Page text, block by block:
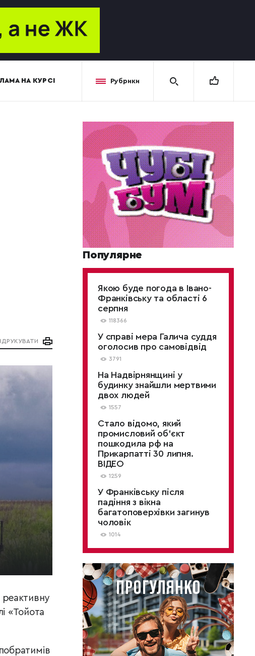
НА КУРСІ Рубрики
«Тойота
Популярне
Якою буде погода в Івано-
Франківську та області 6
серпня
118366
У справі мера Галича суддя
оголосив про самовідвід
3791
На Надвірнянщині у
будинку знайшли мертвими
двох людей
1557
Стало відомо, який
промисловий об’єкт
пошкодила рф на
Прикарпатті 30 липня.
ВІДЕО
1259
У Франківську після
падіння з вікна
багатоповерхівки загинув
чоловік
1014